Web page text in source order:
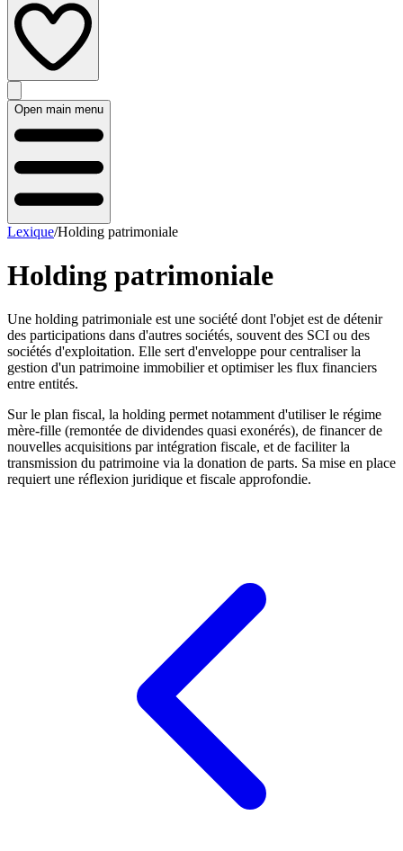
Open main menu
Lexique/Holding patrimoniale
Holding patrimoniale
Une holding patrimoniale est une société dont l'objet est de détenir
des participations dans d'autres sociétés, souvent des SCI ou des
sociétés d'exploitation. Elle sert d'enveloppe pour centraliser la
gestion d'un patrimoine immobilier et optimiser les flux financiers
entre entités.
Sur le plan fiscal, la holding permet notamment d'utiliser le régime
mère-fille (remontée de dividendes quasi exonérés), de financer de
nouvelles acquisitions par intégration fiscale, et de faciliter la
transmission du patrimoine via la donation de parts. Sa mise en place
requiert une réflexion juridique et fiscale approfondie.